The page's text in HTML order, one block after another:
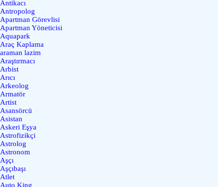
Antikacı
Antropolog
Apartman Görevlisi
Apartman Yöneticisi
Aquapark
Araç Kaplama
araman lazim
Araştırmacı
Arbist
Arıcı
Arkeolog
Armatör
Artist
Asansörcü
Asistan
Askeri Eşya
Astrofizikçi
Astrolog
Astronom
Aşçı
Aşçıbaşı
Atlet
Auto King